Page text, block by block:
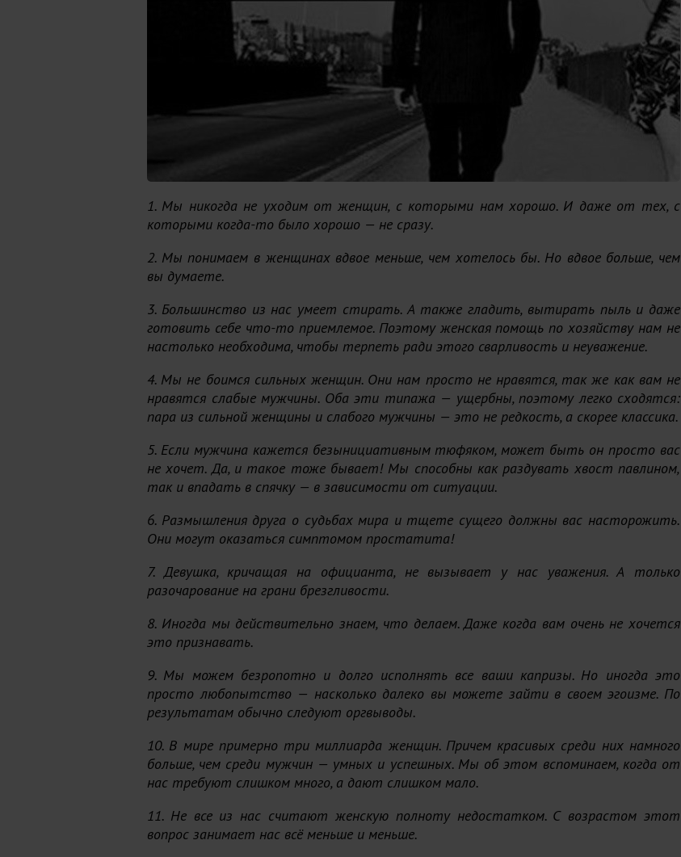
1. Мы никогда не уходим от женщин, с которыми нам хорошо. И даже от тех, с
которыми когда-то было хорошо — не сразу.
2. Мы понимаем в женщинах вдвое меньше, чем хотелось бы. Но вдвое больше, чем
вы думаете.
3. Большинство из нас умеет стирать. А также гладить, вытирать пыль и даже
готовить себе что-то приемлемое. Поэтому женская помощь по хозяйству нам не
настолько необходима, чтобы терпеть ради этого сварливость и неуважение.
4. Мы не боимся сильных женщин. Они нам просто не нравятся, так же как вам не
нравятся слабые мужчины. Оба эти типажа — ущербны, поэтому легко сходятся:
пара из сильной женщины и слабого мужчины — это не редкость, а скорее классика.
5. Если мужчина кажется безынициативным тюфяком, может быть он просто вас
не хочет. Да, и такое тоже бывает! Мы способны как раздувать хвост павлином,
так и впадать в спячку — в зависимости от ситуации.
6. Размышления друга о судьбах мира и тщете сущего должны вас насторожить.
Они могут оказаться симптомом простатита!
7. Девушка, кричащая на официанта, не вызывает у нас уважения. А только
разочарование на грани брезгливости.
8. Иногда мы действительно знаем, что делаем. Даже когда вам очень не хочется
это признавать.
9. Мы можем безропотно и долго исполнять все ваши капризы. Но иногда это
просто любопытство — насколько далеко вы можете зайти в своем эгоизме. По
результатам обычно следуют оргвыводы.
10. В мире примерно три миллиарда женщин. Причем красивых среди них намного
больше, чем среди мужчин — умных и успешных. Мы об этом вспоминаем, когда от
нас требуют слишком много, а дают слишком мало.
11. Не все из нас считают женскую полноту недостатком. С возрастом этот
вопрос занимает нас всё меньше и меньше.